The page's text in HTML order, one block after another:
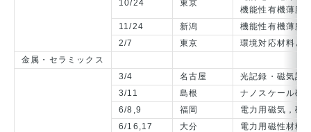
10/24 東京
機能性有機薄膜
11/24
新潟
機能性有機薄膜
2/7
東京
環境対応材料と
金属・セラミックス
3/4 名古屋
光記録・磁気記
3/11
島根
ナノスケール磁
6/8,9
福岡
電力用磁気，磁
6/16,17
大分
電力用磁性材料